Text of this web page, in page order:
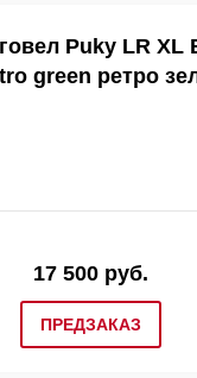
Puky LR XL
green ретро
ПРЕДЗАКАЗ
17 500 руб.